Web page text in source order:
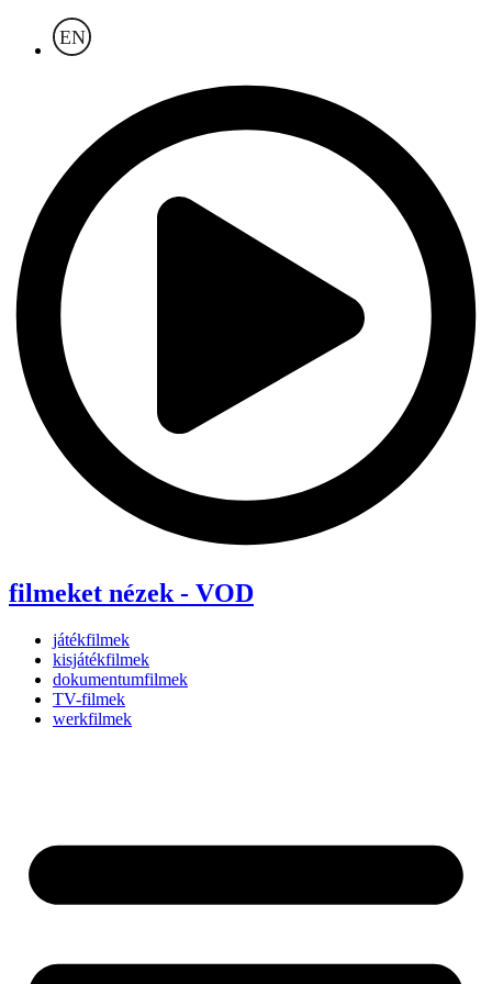
filmeket nézek - VOD
játékfilmek
kisjátékfilmek
dokumentumfilmek
TV-filmek
werkfilmek